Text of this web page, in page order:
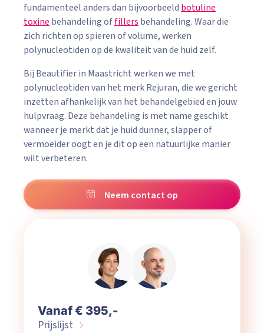
fundamenteel anders dan bijvoorbeeld botuline
toxine behandeling offillers behandeling. Waar die
zich richten op spieren of volume, werken
polynucleotiden op de kwaliteit van de huid zelf.
Bij Beautifier in Maastricht werken we met
polynucleotiden van het merk Rejuran, die we gericht
inzetten afhankelijk van het behandelgebied en jouw
hulpvraag. Deze behandeling is met name geschikt
wanneer je merkt dat je huid dunner, slapper of
vermoeider oogt en je dit op een natuurlijke manier
wilt verbeteren.
Neem contact op
Vanaf € 395,-
Prijslijst